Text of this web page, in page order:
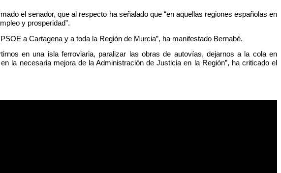
el senador, que al respecto ha señalado que “en aquellas regiones españolas en
y prosperidad”.
a Cartagena y a toda la Región de Murcia”, ha manifestado Bernabé.
en una isla ferroviaria, paralizar las obras de autovías, dejarnos a la cola en
la necesaria mejora de la Administración de Justicia en la Región”, ha criticado el